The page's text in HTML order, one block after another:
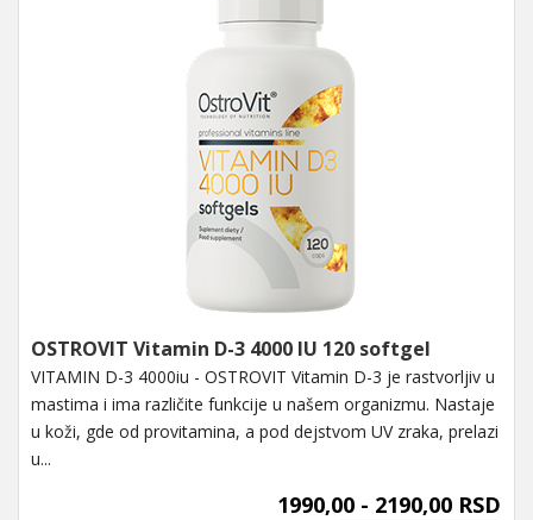
OSTROVIT Vitamin D-3 4000 IU 120 softgel
VITAMIN D-3 4000iu - OSTROVIT Vitamin D-3 je rastvorljiv u
mastima i ima različite funkcije u našem organizmu. Nastaje
u koži, gde od provitamina, a pod dejstvom UV zraka, prelazi
u...
1990,00 - 2190,00 RSD